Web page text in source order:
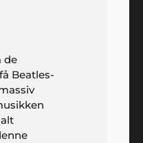
de
Beatles-